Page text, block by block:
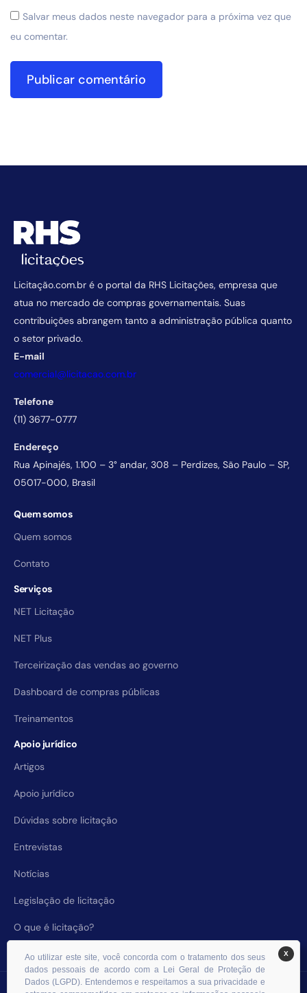
Salvar meus dados neste navegador para a próxima vez que
eu comentar.
Licitação.com.br é o portal da RHS Licitações, empresa que
atua no mercado de compras governamentais. Suas
contribuições abrangem tanto a administração pública quanto
o setor privado.
E-mail
comercial@licitacao.com.br
Telefone
(11) 3677-0777
Endereço
Rua Apinajés, 1.100 – 3° andar, 308 – Perdizes, São Paulo – SP,
05017-000, Brasil
Quem somos
Quem somos
Contato
Serviços
NET Licitação
NET Plus
Terceirização das vendas ao governo
Dashboard de compras públicas
Treinamentos
Apoio jurídico
Artigos
Apoio jurídico
Dúvidas sobre licitação
Entrevistas
Notícias
Legislação de licitação
O que é licitação?
© 2026 RHS Licitações. Todos os direitos reservados.
X
Ao utilizar este site, você concorda com o tratamento dos seus
dados pessoais de acordo com a Lei Geral de Proteção de
Dados (LGPD). Entendemos e respeitamos a sua privacidade e